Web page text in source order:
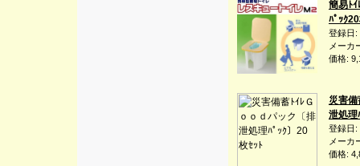
簡易ﾄ
ﾊﾟｯｸ
登録日:
メーカ
価格:
災害
泄処理
登録日:
メーカ
価格: